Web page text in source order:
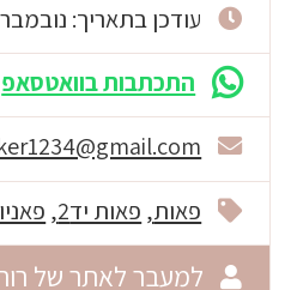
עודכן בתאריך: נובמבר 14, 2024
התכתבות בוואטסאפ
פאות פאות יד2
למעבר לאתר של